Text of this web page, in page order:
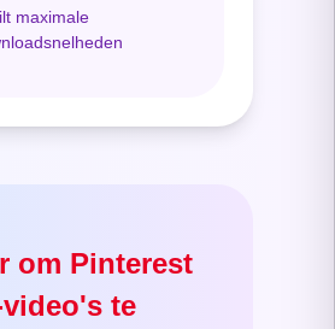
maximale
om Pinterest
te